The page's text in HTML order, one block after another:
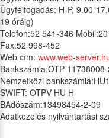
Ügyfélfogadás: H-P, 9.00-
19 óráig)
Telefon:52 541-346
Fax:52 998-452
Web cím: www.web-
Bankszámla:OTP
Nemzetközi
SWIFT: OTPV HU H
BAdószám:13498454-2-09
Adatkezelés nyilvántartási